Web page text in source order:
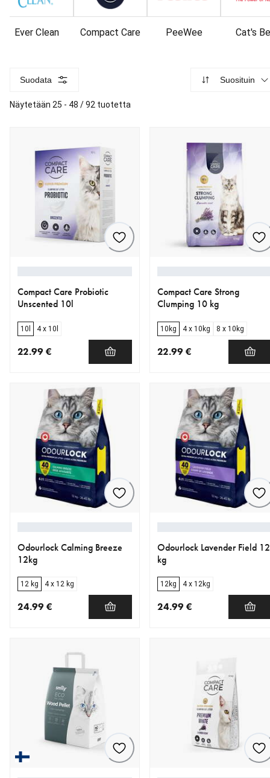
Ever Clean Compact Care PeeWee Cat's
Suodata Suosituin
Näytetään 25 - 48 / 92 tuotetta
Compact Care Probiotic
Unscented 10l
10l 4 x 10l
22.99 €
Compact Care Strong
Clumping 10 kg
10kg 4 x 10kg 8 x 10kg
22.99 €
Odourlock Calming Breeze
12kg
12 kg 4 x 12 kg
24.99 €
Odourlock Lavender Field 12
kg
12kg 4 x 12kg
24.99 €